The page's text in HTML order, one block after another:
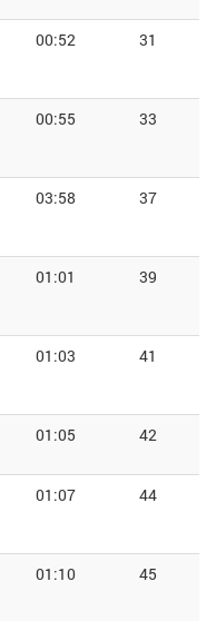
00:52 31
00:55 33
03:58 37
01:01 39
01:03 41
01:05 42
01:07 44
01:10 45